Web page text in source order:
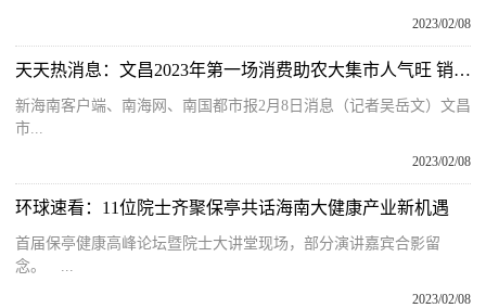
2023/02/08
天天热消息：文昌2023年第一场消费助农大集市人气旺 销售额达18万元
新海南客户端、南海网、南国都市报2月8日消息（记者吴岳文）文昌
市...
2023/02/08
环球速看：11位院士齐聚保亭共话海南大健康产业新机遇
首届保亭健康高峰论坛暨院士大讲堂现场，部分演讲嘉宾合影留
念。 ...
2023/02/08